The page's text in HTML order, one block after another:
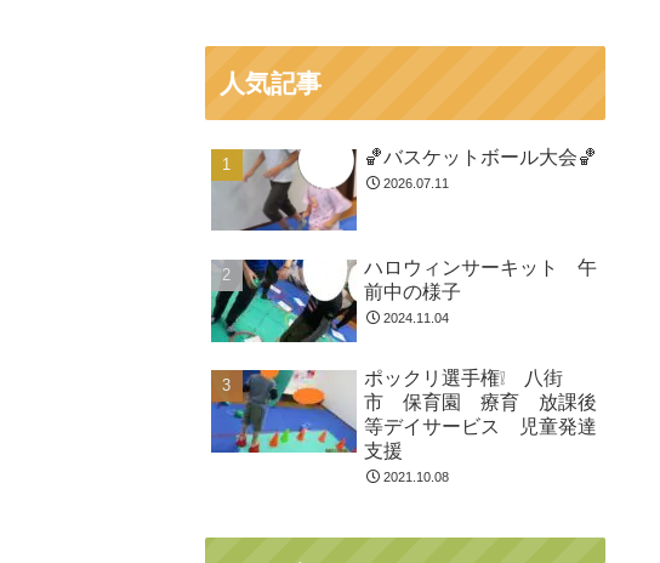
人気記事
🏀バスケットボール大会🏀
2026.07.11
ハロウィンサーキット 午
前中の様子
2024.11.04
ポックリ選手権❕ 八街
市 保育園 療育 放課後
等デイサービス 児童発達
支援
2021.10.08